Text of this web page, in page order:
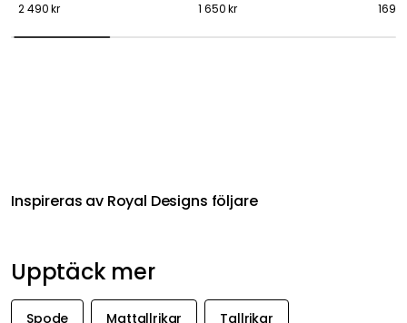
2 490 kr
1 650 kr
169 kr
Inspireras av Royal Designs följare
Upptäck mer
Spode Mattallrikar Tallrikar